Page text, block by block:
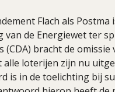
Flach als Postma
van de Energiewet ter
(CDA) bracht de
alle loterijen zijn nu
is in de toelichting bij